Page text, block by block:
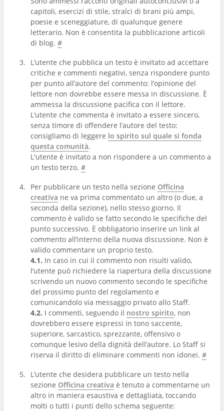
capitoli, esercizi di stile, stralci di brani più ampi,
poesie e sceneggiature, di qualunque genere
letterario. Non è consentita la pubblicazione articoli
di blog. #
L’utente che pubblica un testo è invitato ad accettare
critiche e commenti negativi, senza rispondere punto
per punto all’autore del commento: l’opinione del
lettore non dovrebbe essere messa in discussione. È
ammessa la discussione pacifica con il lettore.
L’utente che commenta è invitato a essere sincero,
senza timore di offendere l’autore del testo:
consigliamo di leggere lo spirito sul quale si fonda
questa comunità.
L'utente è invitato a non rispondere a un commento a
un testo terzo. #
Per pubblicare un testo nella sezione Officina
creativa ne va prima commentato un altro (o due, a
seconda della sezione), nello stesso giorno. Il
commento è valido se fatto secondo le specifiche del
punto successivo. È obbligatorio inserire un link al
commento all’interno della nuova discussione. Non è
valido commentare un proprio testo.
4.1. In caso in cui il commento non risulti valido,
l’utente può richiedere la riapertura della discussione
scrivendo un nuovo commento secondo le specifiche
del prossimo punto del regolamento e
comunicandolo via messaggio privato allo Staff.
4.2. I commenti, seguendo il nostro spirito, non
dovrebbero essere espressi in tono saccente,
superiore, sarcastico, sprezzante, offensivo o
comunque lesivo della dignità dell’autore. Lo Staff si
riserva il diritto di eliminare commenti non idonei. #
L’utente che desidera pubblicare un testo nella
sezione Officina creativa è tenuto a commentarne un
altro in maniera esaustiva e dettagliata, toccando
molti o tutti i punti dello schema seguente: